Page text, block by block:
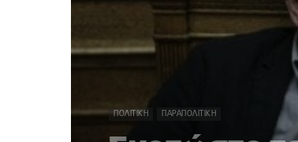
ΠΟΛΙΤΙΚΉ ΠΑΡΑΠΟΛΙΤΙΚΉ